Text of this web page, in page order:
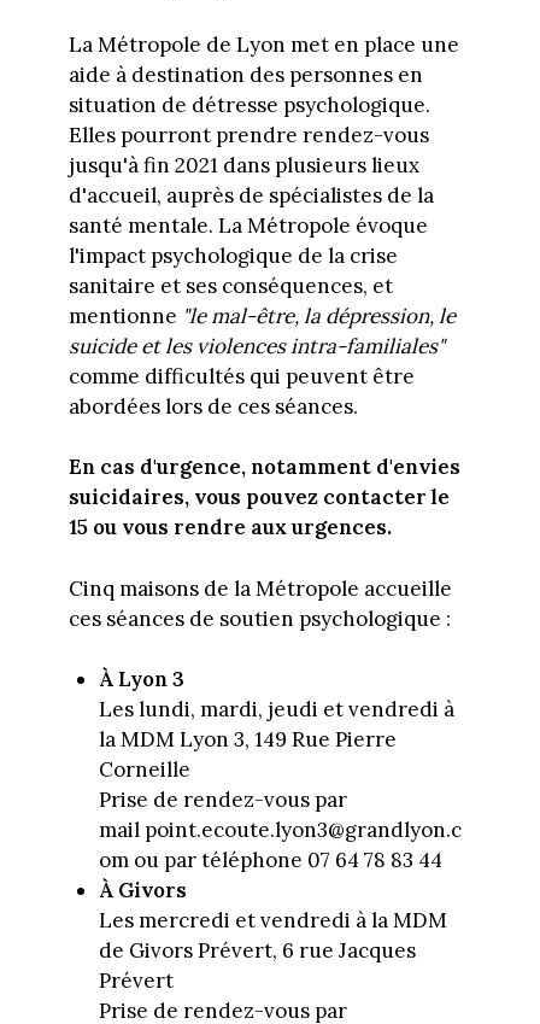
La Métropole de Lyon met en place une
aide à destination des personnes en
situation de détresse psychologique.
Elles pourront prendre rendez-vous
jusqu'à fin 2021 dans plusieurs lieux
d'accueil, auprès de spécialistes de la
santé mentale. La Métropole évoque
l'impact psychologique de la crise
sanitaire et ses conséquences, et
mentionne "le mal-être, la dépression, le
suicide et les violences intra-familiales"
comme difficultés qui peuvent être
abordées lors de ces séances.
En cas d'urgence, notamment d'envies
suicidaires, vous pouvez contacter le
15 ou vous rendre aux urgences.
Cinq maisons de la Métropole accueille
ces séances de soutien psychologique :
À Lyon 3
Les lundi, mardi, jeudi et vendredi à
la MDM Lyon 3, 149 Rue Pierre
Corneille
Prise de rendez-vous par
mail point.ecoute.lyon3@grandlyon.c
om ou par téléphone 07 64 78 83 44
À Givors
Les mercredi et vendredi à la MDM
de Givors Prévert, 6 rue Jacques
Prévert
Prise de rendez-vous par